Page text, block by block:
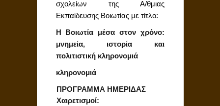
σχολείων της Α/θμιας
Εκπαίδευσης Βοιωτίας με τίτλο:
Η Βοιωτία μέσα στον χρόνο:
μνημεία, ιστορία και
πολιτιστική κληρονομιά
κληρονομιά
ΠΡΟΓΡΑΜΜΑ ΗΜΕΡΙΔΑΣ
Χαιρετισμοί: